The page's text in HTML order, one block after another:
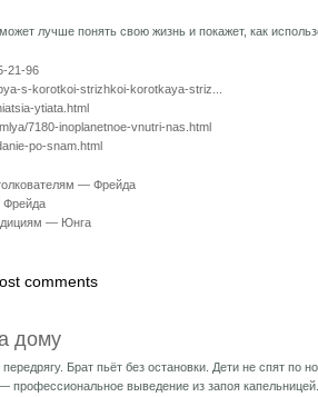
лучше понять свою жизнь и покажет, как
21-96
s-korotkoi-strizhkoi-korotkaya-striz...
ytiata.html
7180-inoplanetnoe-vnutri-nas.html
po-snam.html
— Фрейда
Фрейда
— Юнга
comments
дому
Брат пьёт без остановки. Дети не спят по
профессиональное выведение из запоя